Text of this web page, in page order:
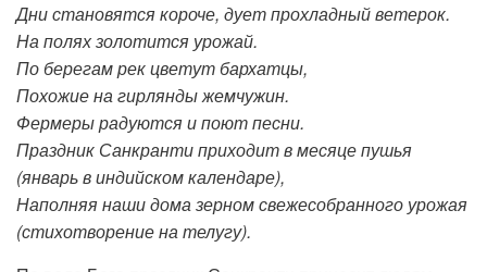
Дни становятся короче, дует прохладный ветерок.
На полях золотится урожай.
По берегам рек цветут бархатцы,
Похожие на гирлянды жемчужин.
Фермеры радуются и поют песни.
Праздник Санкранти приходит в месяце пушья
(январь в индийском календаре),
Наполняя наши дома зерном свежесобранного урожая
(стихотворение на телугу).